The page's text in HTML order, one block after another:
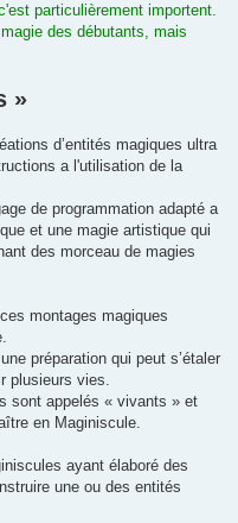
particulièrement importent.
des débutants, mais
»
d’entités magiques ultra
a l'utilisation de la
de programmation adapté a
et une magie artistique qui
des morceau de magies
montages magiques
préparation qui peut s’étaler
plusieurs vies.
sont appelés « vivants » et
en Maginiscule.
ayant élaboré des
une ou des entités